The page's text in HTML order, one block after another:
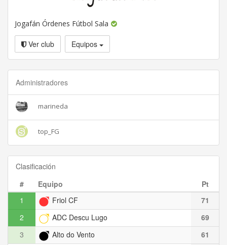
Jogafán Órdenes Fútbol Sala
Ver club Equipos
Administradores
marineda
top_FG
Clasificación
#
Equipo
Pt
1
Friol CF
71
2
ADC Descu Lugo
69
3
Alto do Vento
61